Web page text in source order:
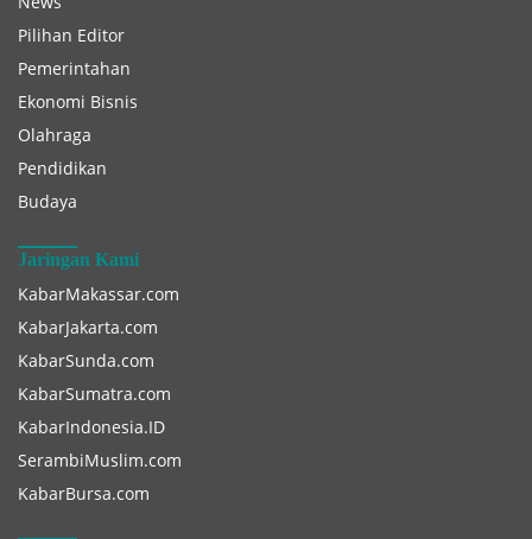
Pilihan Editor
Pemerintahan
Ekonomi Bisnis
Olahraga
Pendidikan
Budaya
Jaringan Kami
KabarMakassar.com
KabarJakarta.com
KabarSunda.com
KabarSumatra.com
KabarIndonesia.ID
SerambiMuslim.com
KabarBursa.com